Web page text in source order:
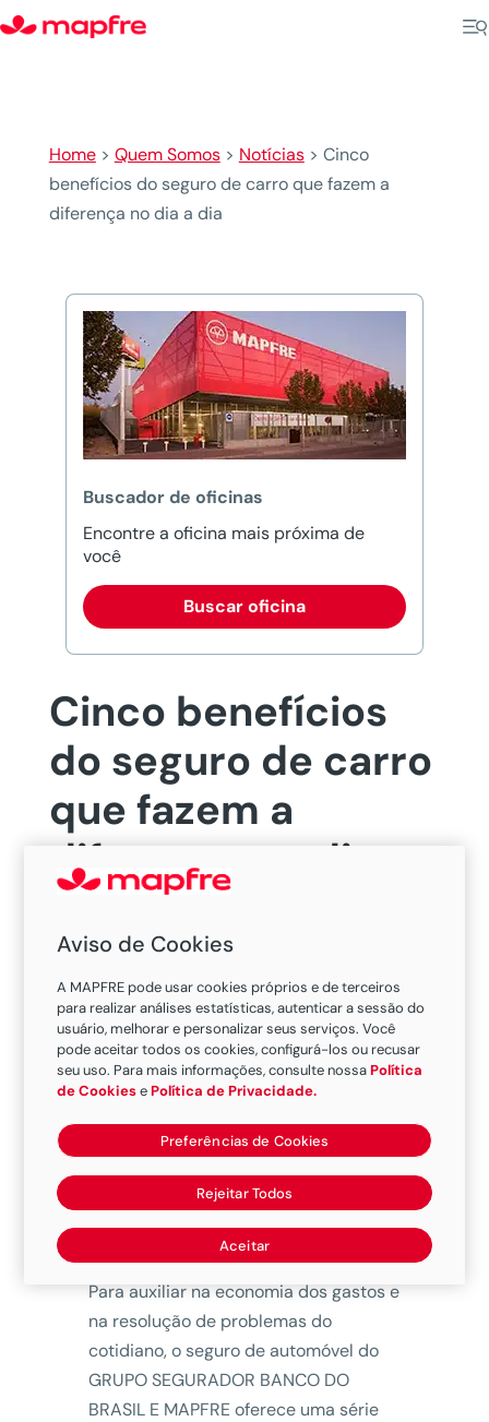
Home> Quem Somos> Notícias> Cinco
benefícios do seguro de carro que fazem a
diferença no dia a dia
Buscador de oficinas
Encontre a oficina mais próxima de
você
Buscar oficina
Cinco benefícios
do seguro de carro
que fazem a
diferença no dia a
dia
Considerado o seguro mais vendido
(cerca de 40% da frota brasileira
conta com algum tipo de proteção,
aponta pesquisa do Datafolha), a
apólice de automóvel oferece muito
mais do que as coberturas básicas
para roubo, colisão e incêndio.
Para auxiliar na economia dos gastos e
na resolução de problemas do
cotidiano, o seguro de automóvel do
GRUPO SEGURADOR BANCO DO
BRASIL E MAPFRE oferece uma série
Aviso de Cookies
A MAPFRE pode usar cookies próprios e de terceiros
para realizar análises estatísticas, autenticar a sessão do
usuário, melhorar e personalizar seus serviços. Você
pode aceitar todos os cookies, configurá-los ou recusar
seu uso. Para mais informações, consulte nossaPolítica
de CookiesePolítica de Privacidade.
Preferências de Cookies
Rejeitar Todos
Aceitar